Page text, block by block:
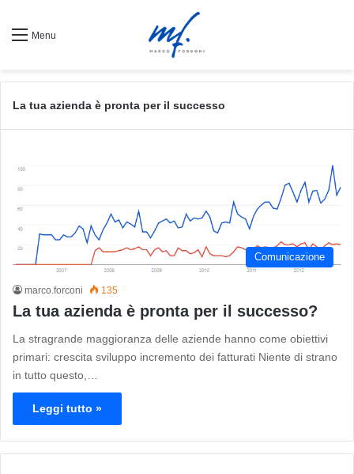
Menu
La tua azienda è pronta per il successo
Comunicazione
marco.forconi 135
La tua azienda è pronta per il successo?
La stragrande maggioranza delle aziende hanno come obiettivi
primari: crescita sviluppo incremento dei fatturati Niente di strano
in tutto questo,…
Leggi tutto »